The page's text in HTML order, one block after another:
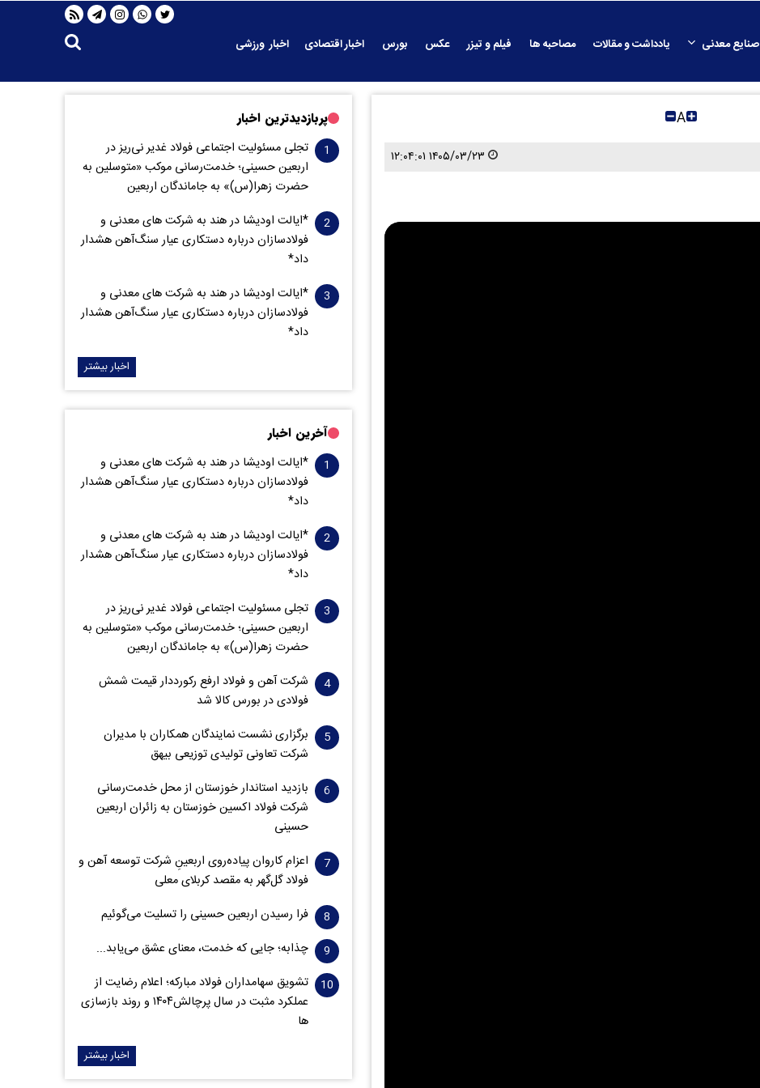
صنایع معدنی یادداشت و مقالات مصاحبه ها فیلم و تیزر عکس بورس اخبار اقتصادی
اخبار ورزشی
A
۱۴۰۵/۰۳/۲۳ ۱۲:۰۴:۰۱
پربازدیدترین اخبار
تجلی مسئولیت اجتماعی فولاد غدیر نی‌ریز در
اربعین حسینی؛ خدمت‌رسانی موکب «متوسلین به
حضرت زهرا(س)» به جاماندگان اربعین
*ایالت اودیشا در هند به شرکت های معدنی و
فولادسازان درباره دستکاری عیار سنگ‌آهن هشدار
داد*
*ایالت اودیشا در هند به شرکت های معدنی و
فولادسازان درباره دستکاری عیار سنگ‌آهن هشدار
داد*
اخبار بیشتر
آخرین اخبار
*ایالت اودیشا در هند به شرکت های معدنی و
فولادسازان درباره دستکاری عیار سنگ‌آهن هشدار
داد*
*ایالت اودیشا در هند به شرکت های معدنی و
فولادسازان درباره دستکاری عیار سنگ‌آهن هشدار
داد*
تجلی مسئولیت اجتماعی فولاد غدیر نی‌ریز در
اربعین حسینی؛ خدمت‌رسانی موکب «متوسلین به
حضرت زهرا(س)» به جاماندگان اربعین
شرکت آهن و فولاد ارفع رکورددار قیمت شمش
فولادی در بورس کالا شد
برگزاری نشست نمایندگان همکاران با مدیران
شرکت تعاونی تولیدی توزیعی بیهق
بازدید استاندار خوزستان از محل خدمت‌رسانی
شرکت فولاد اکسین خوزستان به زائران اربعین
حسینی
اعزام کاروان پیاده‌روی اربعینِ شرکت توسعه آهن و
فولاد گل‌گهر به مقصد کربلای معلی
فرا رسیدن اربعین حسینی را تسلیت می‌گوئیم
چذابه؛ جایی که خدمت، معنای عشق می‌یابد...
تشویق سهامداران فولاد مبارکه؛ اعلام رضایت از
عملکرد مثبت در سال پرچالش۱۴۰۴ و روند بازسازی
ها
اخبار بیشتر